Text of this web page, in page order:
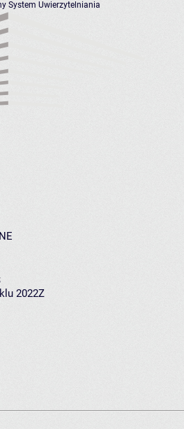
System Uwierzytelniania
2022Z